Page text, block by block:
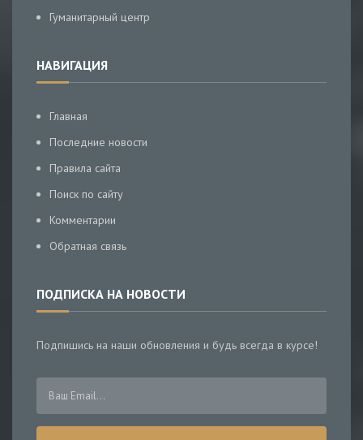
Гуманитарный центр
НАВИГАЦИЯ
Главная
Последние новости
Правила сайта
Поиск по сайту
Комментарии
Обратная связь
ПОДПИСКА НА НОВОСТИ
Подпишись на наши обновления и будь всегда в курсе!